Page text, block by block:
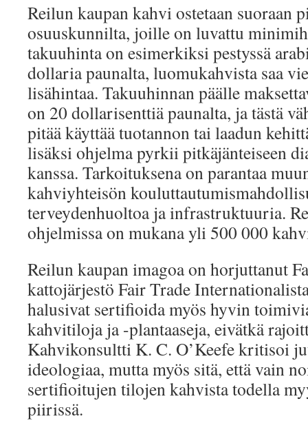
Reilun kaupan kahvi ostetaan suoraan
osuuskunnilta, joille on luvattu
takuuhinta on esimerkiksi pestyssä
dollaria paunalta, luomukahvista saa
lisähintaa. Takuuhinnan päälle
on 20 dollarisenttiä paunalta, ja tästä
pitää käyttää tuotannon tai laadun
lisäksi ohjelma pyrkii pitkäjänteiseen
kanssa. Tarkoituksena on parantaa
kahviyhteisön
terveydenhuoltoa ja infrastruktuuria.
ohjelmissa on mukana yli 500 000
Reilun kaupan imagoa on horjuttanut
kattojärjestö Fair Trade
halusivat sertifioida myös hyvin
kahvitiloja ja -plantaaseja, eivätkä
Kahvikonsultti K. C. O’Keefe kritisoi
ideologiaa, mutta myös sitä, että vain
sertifioitujen tilojen kahvista todella
piirissä.